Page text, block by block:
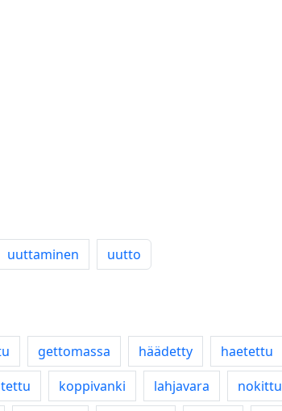
uuttaminen uutto
gettomassa häädetty haetettu
koppivanki lahjavara nokittu